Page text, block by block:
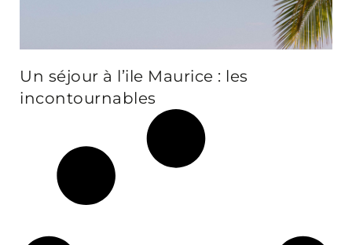
Un séjour à l’ile Maurice : les
incontournables